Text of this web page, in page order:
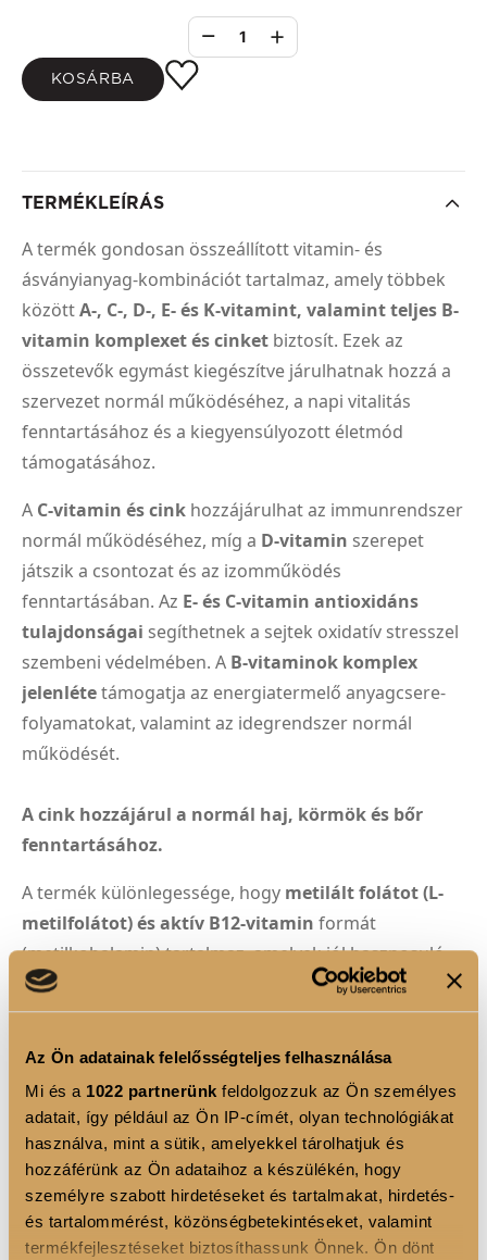
Az Ön adatainak felelősségteljes felhasználása
Mi és a 1022 partnerünk feldolgozzuk az Ön személyes
adatait, így például az Ön IP-címét, olyan technológiákat
használva, mint a sütik, amelyekkel tárolhatjuk és
hozzáférünk az Ön adataihoz a készülékén, hogy
személyre szabott hirdetéseket és tartalmakat, hirdetés-
és tartalommérést, közönségbetekintéseket, valamint
termékfejlesztéseket biztosíthassunk Önnek. Ön dönt
1
KOSÁRBA
TERMÉKLEÍRÁS
A termék gondosan összeállított vitamin- és
ásványianyag-kombinációt tartalmaz, amely többek
közöttA-, C-, D-, E- és K-vitamint, valamint teljes B-
vitamin komplexet és cinket biztosít. Ezek az
összetevők egymást kiegészítve járulhatnak hozzá a
szervezet normál működéséhez, a napi vitalitás
fenntartásához és a kiegyensúlyozott életmód
támogatásához.
A C-vitamin és cink hozzájárulhat az immunrendszer
normál működéséhez, míg a D-vitamin szerepet
játszik a csontozat és az izomműködés
fenntartásában. Az E- és C-vitamin antioxidáns
tulajdonságai segíthetnek a sejtek oxidatív stresszel
szembeni védelmében. A B-vitaminok komplex
jelenlétetámogatja az energiatermelő anyagcsere-
folyamatokat, valamint az idegrendszer normál
működését.
A cink hozzájárul a normál haj, körmök és bőr
fenntartásához.
A termék különlegessége, hogy metilált folátot (L-
metilfolátot) és aktív B12-vitamin formát
(metilkobalamin) tartalmaz, amelyek jól hasznosuló
formák a szervezet számára. A gumivitamin
természetes aromákkal és színezékekkel készül, így
kellemes narancsvirág ízű, könnyen fogyasztható
TERMÉK ELŐNYÖK
Immunrendszer támogatása